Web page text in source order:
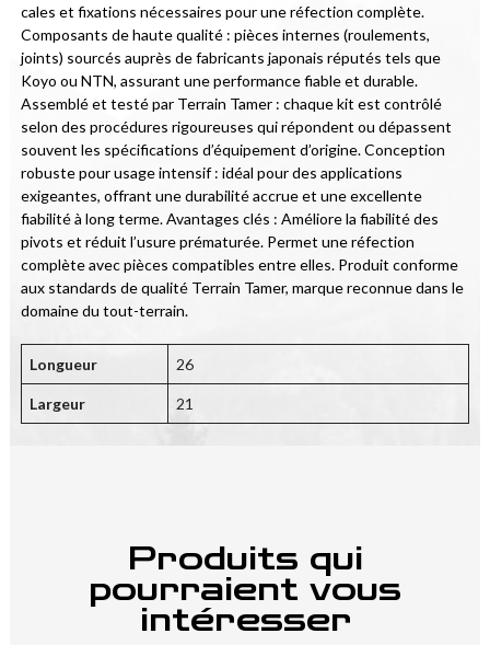
cales et fixations nécessaires pour une réfection complète.
Composants de haute qualité : pièces internes (roulements,
joints) sourcés auprès de fabricants japonais réputés tels que
Koyo ou NTN, assurant une performance fiable et durable.
Assemblé et testé par Terrain Tamer : chaque kit est contrôlé
selon des procédures rigoureuses qui répondent ou dépassent
souvent les spécifications d’équipement d’origine. Conception
robuste pour usage intensif : idéal pour des applications
exigeantes, offrant une durabilité accrue et une excellente
fiabilité à long terme. Avantages clés : Améliore la fiabilité des
pivots et réduit l’usure prématurée. Permet une réfection
complète avec pièces compatibles entre elles. Produit conforme
aux standards de qualité Terrain Tamer, marque reconnue dans le
domaine du tout-terrain.
Longueur 26
Largeur 21
Produits qui
pourraient vous
intéresser